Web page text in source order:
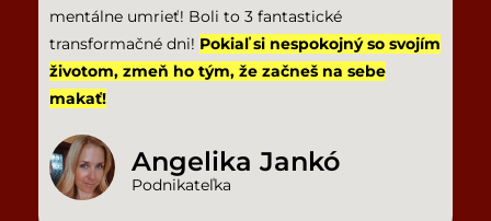
mentálne umrieť! Boli to 3 fantastické
transformačné dni! Pokiaľ si nespokojný so svojím
životom, zmeň ho tým, že začneš na sebe
makať!
Angelika Jankó
Podnikateľka